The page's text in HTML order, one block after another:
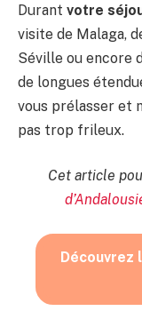
Durant votre
visite de Malaga,
Séville ou encore
de longues
vous prélasser et
pas trop frileux.
Cet article
Découvrez